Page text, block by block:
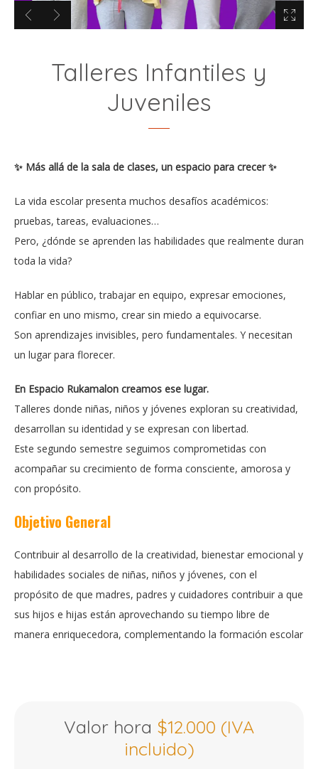
Talleres Infantiles y
Juveniles
✨ Más allá de la sala de clases, un espacio para crecer ✨
La vida escolar presenta muchos desafíos académicos:
pruebas, tareas, evaluaciones…
Pero, ¿dónde se aprenden las habilidades que realmente duran
toda la vida?
Hablar en público, trabajar en equipo, expresar emociones,
confiar en uno mismo, crear sin miedo a equivocarse.
Son aprendizajes invisibles, pero fundamentales. Y necesitan
un lugar para florecer.
En Espacio Rukamalon creamos ese lugar.
Talleres donde niñas, niños y jóvenes exploran su creatividad,
desarrollan su identidad y se expresan con libertad.
Este segundo semestre seguimos comprometidas con
acompañar su crecimiento de forma consciente, amorosa y
con propósito.
Objetivo General
Contribuir al desarrollo de la creatividad, bienestar emocional y
habilidades sociales de niñas, niños y jóvenes, con el
propósito de que madres, padres y cuidadores contribuir a que
sus hijos e hijas están aprovechando su tiempo libre de
manera enriquecedora, complementando la formación escolar
Valor hora $12.000 (IVA
incluido)